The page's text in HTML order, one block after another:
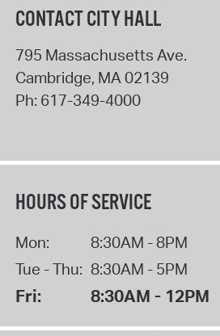
CONTACT CITY HALL
795 Massachusetts Ave.
Cambridge, MA 02139
Ph: 617-349-4000
HOURS OF SERVICE
Mon:
8:30AM - 8PM
Tue - Thu: 8:30AM - 5PM
Fri: 8:30AM - 12PM